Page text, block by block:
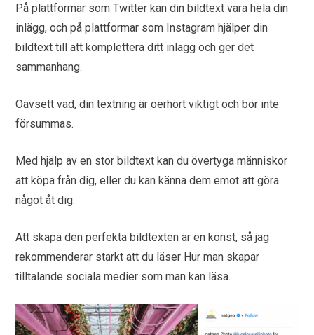
På plattformar som Twitter kan din bildtext vara hela din
inlägg, och på plattformar som Instagram hjälper din
bildtext till att komplettera ditt inlägg och ger det
sammanhang.
Oavsett vad, din textning är oerhört viktigt och bör inte
försummas.
Med hjälp av en stor bildtext kan du övertyga människor
att köpa från dig, eller du kan känna dem emot att göra
något åt ​​dig.
Att skapa den perfekta bildtexten är en konst, så jag
rekommenderar starkt att du läser Hur man skapar
tilltalande sociala medier som man kan läsa.